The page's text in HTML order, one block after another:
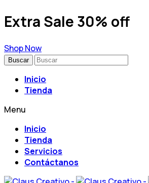
Extra Sale 30% off
Shop Now
Buscar
Inicio
Tienda
Menu
Inicio
Tienda
Servicios
Contáctanos